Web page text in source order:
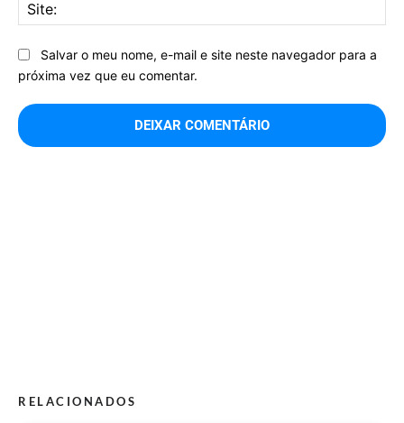
Salvar o meu nome, e-mail e site neste navegador para a
próxima vez que eu comentar.
RELACIONADOS